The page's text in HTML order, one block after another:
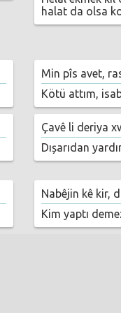
halat da olsa
Min pîs avet,
Kötü attım,
Çavê li deriya
Dıșarıdan
Nabêjin kê kir,
Kim yaptı